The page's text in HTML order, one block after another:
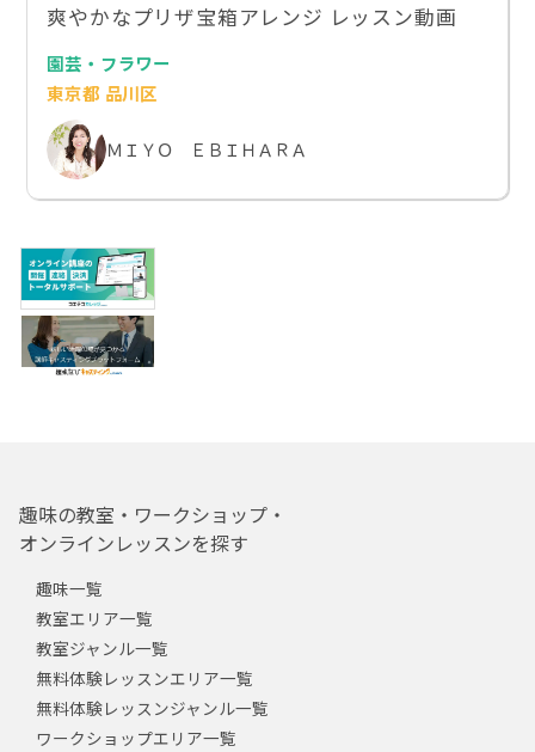
爽やかなプリザ宝箱アレンジ レッスン動画
園芸・フラワー
東京都 品川区
ＭＩＹＯ ＥＢＩＨＡＲＡ
趣味の教室・ワークショップ・
オンラインレッスンを探す
趣味一覧
教室エリア一覧
教室ジャンル一覧
無料体験レッスンエリア一覧
無料体験レッスンジャンル一覧
ワークショップエリア一覧